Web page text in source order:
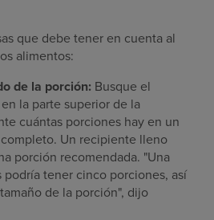
que debe tener en cuenta al
alimentos:
de la porción: Busque el
la parte superior de la
cuántas porciones hay en un
Un recipiente lleno
porción recomendada. "Una
podría tener cinco porciones, así
de la porción", dijo